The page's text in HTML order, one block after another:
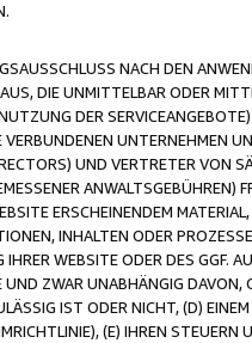
NACH DEN
DIE UNMITTELBAR ODER
DER
UNTERNEHMEN
UND VERTRETER VON
ERSCHEINENDEM
INHALTEN ODER
WEBSITE ODER DES GGF.
ZWAR UNABHÄNGIG
IST ODER NICHT, (D)
(E) IHREN